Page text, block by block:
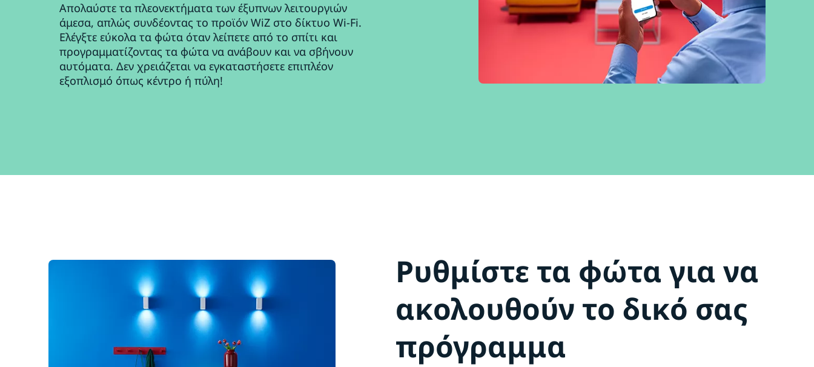
Απολαύστε τα πλεονεκτήματα των έξυπνων λειτουργιών
άμεσα, απλώς συνδέοντας το προϊόν WiZ στο δίκτυο Wi-Fi.
Ελέγξτε εύκολα τα φώτα όταν λείπετε από το σπίτι και
προγραμματίζοντας τα φώτα να ανάβουν και να σβήνουν
αυτόματα. Δεν χρειάζεται να εγκαταστήσετε επιπλέον
εξοπλισμό όπως κέντρο ή πύλη!
Ρυθμίστε τα φώτα για να
ακολουθούν το δικό σας
πρόγραμμα